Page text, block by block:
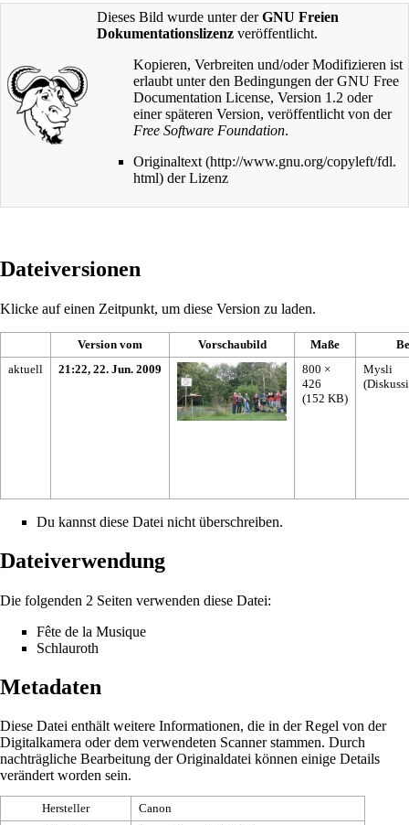
Dieses Bild wurde unter derGNU Freien
Dokumentationslizenz veröffentlicht.
Kopieren, Verbreiten und/oder Modifizieren ist
erlaubt unter den Bedingungen der GNU Free
Documentation License, Version 1.2 oder
einer späteren Version, veröffentlicht von der
Free Software Foundation.
Originaltext
der Lizenz
Dateiversionen
Klicke auf einen Zeitpunkt, um diese Version zu laden.
Version vom Vorschaubild Maße
aktuell
21:22, 22. Jun. 2009
800 ×
426
(152 KB)
Mysli
(
Du kannst diese Datei nicht überschreiben.
Dateiverwendung
Die folgenden 2 Seiten verwenden diese Datei:
Fête de la Musique
Schlauroth
Metadaten
Diese Datei enthält weitere Informationen, die in der Regel von der
Digitalkamera oder dem verwendeten Scanner stammen. Durch
nachträgliche Bearbeitung der Originaldatei können einige Details
verändert worden sein.
Hersteller
Canon